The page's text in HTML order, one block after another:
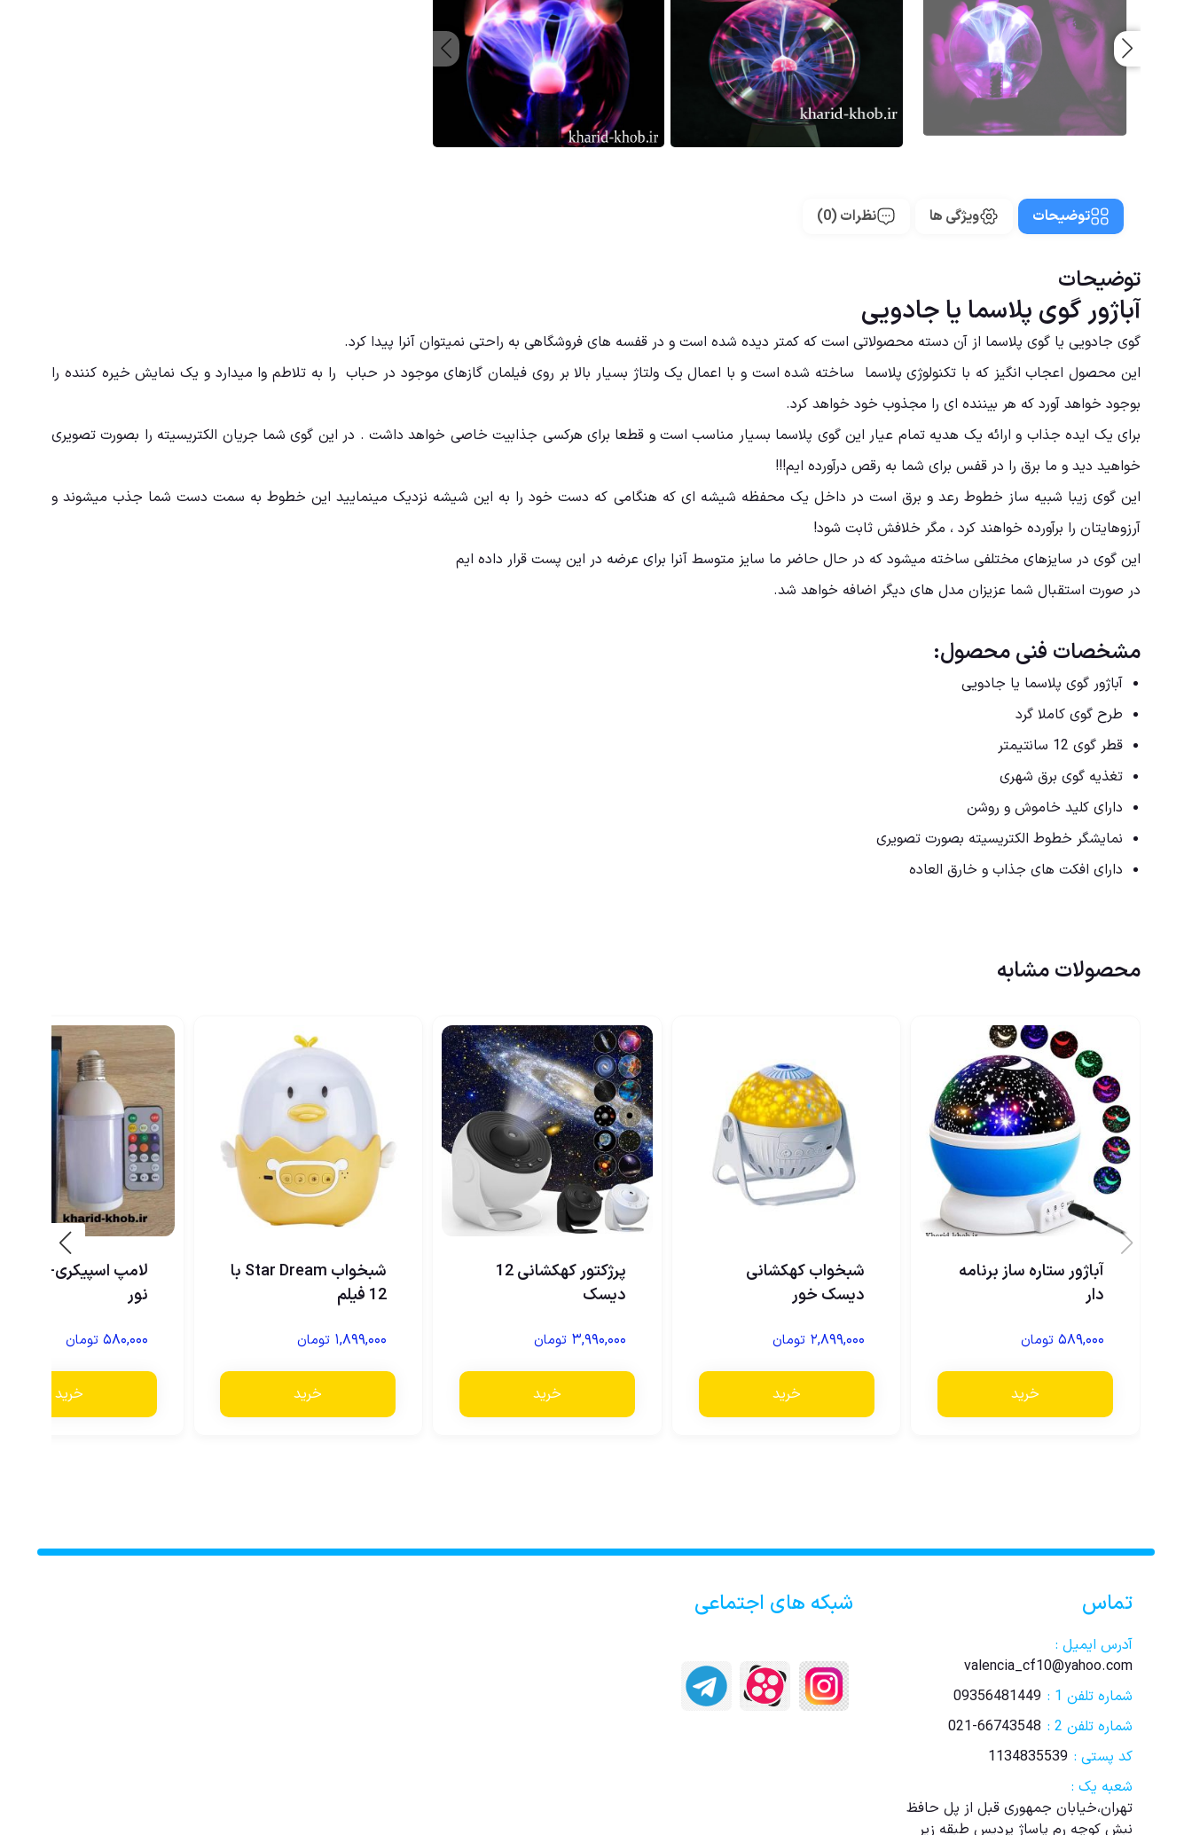
توضیحات ویژگی ها نظرات (0)
توضیحات
آباژور گوی پلاسما یا جادویی
گوی جادویی یا گوی پلاسما از آن دسته محصولاتی است که کمتر دیده شده است و در قفسه های فروشگاهی به راحتی نمیتوان آنرا پیدا کرد.
این محصول اعجاب انگیز که با تکنولوژی پلاسما ساخته شده است و با اعمال یک ولتاژ بسیار بالا بر روی فیلمان گازهای موجود در حباب را به تلاطم وا میدارد و یک نمایش خیره کننده را
بوجود خواهد آورد که هر بیننده ای را مجذوب خود خواهد کرد.
برای یک ایده جذاب و ارائه یک هدیه تمام عیار این گوی پلاسما بسیار مناسب است و قطعا برای هرکسی جذابیت خاصی خواهد داشت . در این گوی شما جریان الکتریسیته را بصورت تصویری
خواهید دید و ما برق را در قفس برای شما به رقص درآورده ایم!!!
این گوی زیبا شبیه ساز خطوط رعد و برق است در داخل یک محفظه شیشه ای که هنگامی که دست خود را به این شیشه نزدیک مینمایید این خطوط به سمت دست شما جذب میشوند و
آرزوهایتان را برآورده خواهند کرد ، مگر خلافش ثابت شود!
این گوی در سایزهای مختلفی ساخته میشود که در حال حاضر ما سایز متوسط آنرا برای عرضه در این پست قرار داده ایم
در صورت استقبال شما عزیزان مدل های دیگر اضافه خواهد شد.
مشخصات فنی محصول:
آباژور گوی پلاسما یا جادویی
طرح گوی کاملا گرد
قطر گوی 12 سانتیمتر
تغذیه گوی برق شهری
دارای کلید خاموش و روشن
نمایشگر خطوط الکتریسیته بصورت تصویری
دارای افکت های جذاب و خارق العاده
محصولات مشابه
آباژور ستاره ساز برنامه
دار
۵۸۹,۰۰۰ تومان
خرید
شبخواب کهکشانی
دیسک خور
۲,۸۹۹,۰۰۰ تومان
خرید
پرژکتور کهکشانی 12
دیسک
۳,۹۹۰,۰۰۰ تومان
خرید
شبخواب Star Dream با
12 فیلم
۱,۸۹۹,۰۰۰ تومان
خرید
لامپ اسپیکری+رقص
نور
۵۸۰,۰۰۰ تومان
خرید
تماس
آدرس ایمیل :
valencia_cf10@yahoo.com
شماره تلفن 1 :
09356481449
شماره تلفن 2 :
021-66743548
کد پستی : 1134835539
شعبه یک :
تهران،خیابان جمهوری قبل از پل حافظ
نبش کوچه رم پاساژ پردیس طبقه زیر
شبکه های اجتماعی